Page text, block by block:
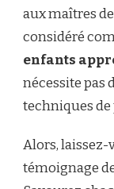
aux maîtres
considéré
enfants
nécessite pas
techniques
Alors, laissez-
témoignage